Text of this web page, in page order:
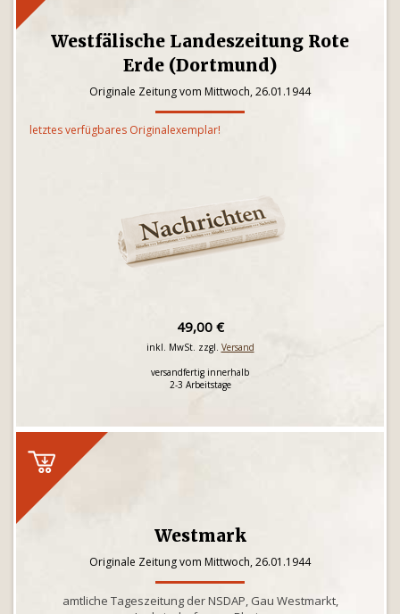
Westfälische Landeszeitung Rote
Erde (Dortmund)
Originale Zeitung vom Mittwoch, 26.01.1944
letztes verfügbares Originalexemplar!
49,00 €
inkl. MwSt. zzgl. Versand
versandfertig innerhalb
2-3 Arbeitstage
Westmark
Originale Zeitung vom Mittwoch, 26.01.1944
amtliche Tageszeitung der NSDAP, Gau Westmarkt,